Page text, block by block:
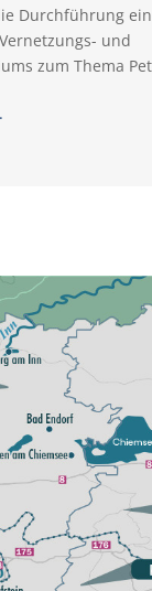
Durchführung
und
zum Thema